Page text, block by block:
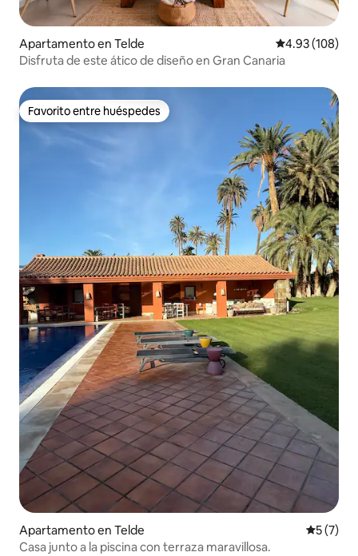
Apartamento en Telde Calificación
4.93 (108)
Disfruta de este ático de diseño en Gran Canaria
Favorito entre huéspedes
Favorito entre huéspedes
Apartamento en Telde
5 (7)
Casa junto a la piscina con terraza maravillosa.